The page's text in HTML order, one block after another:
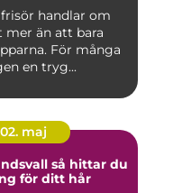
handlar om
mer än att bara
För många
en tryg...
02. maj
så hittar du
för ditt hår